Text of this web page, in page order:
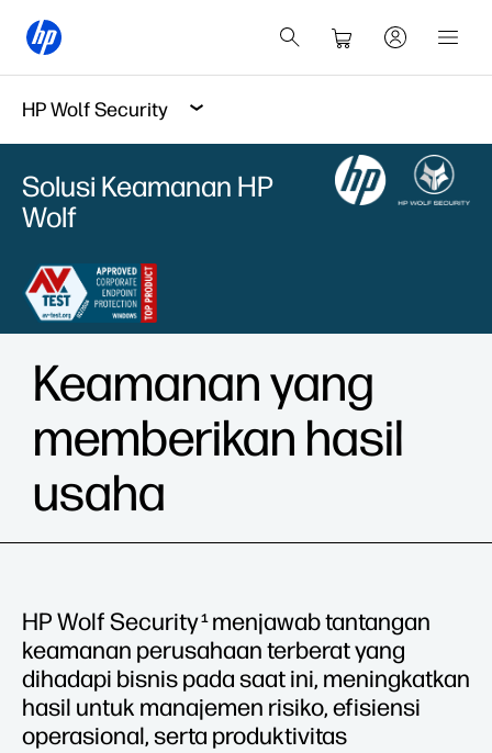
HP Wolf Security
Solusi Keamanan HP
Wolf
Keamanan yang
memberikan hasil
usaha
HP Wolf Security1menjawab tantangan
keamanan perusahaan terberat yang
dihadapi bisnis pada saat ini, meningkatkan
hasil untuk manajemen risiko, efisiensi
operasional, serta produktivitas